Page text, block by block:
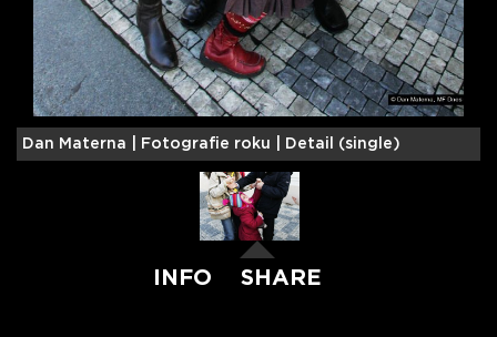
Dan Materna | Fotografie roku | Detail (single)
INFO SHARE